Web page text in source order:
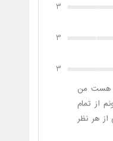
3
3
3
هست من
از تمام
از هر نظر